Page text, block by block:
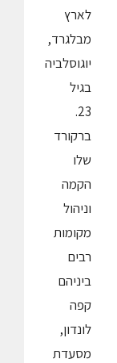
לארץ
מבלגרד,
יוגוסלביה
בגיל
23.
ברקורד
שלו
הקמה
וניהול
מקומות
רבים
ביניהם
קפה
לונדון,
מסעדת